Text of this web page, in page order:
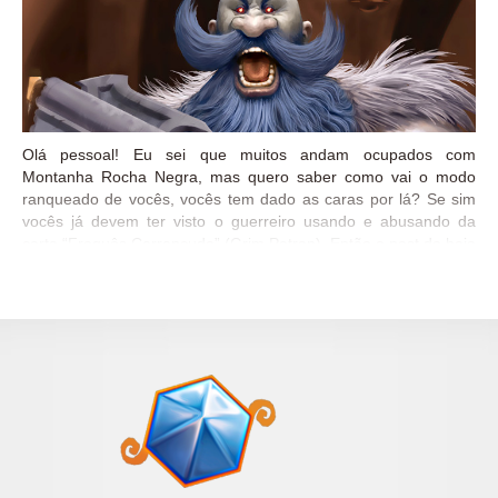
Olá pessoal! Eu sei que muitos andam ocupados com
Montanha Rocha Negra, mas quero saber como vai o modo
ranqueado de vocês, vocês tem dado as caras por lá? Se sim
vocês já devem ter visto o guerreiro usando e abusando da
como um cego em tiroteio, né? Ainda mais agora que há tantas
dúvidas do quanto as cartas novas vão influenciar o jogo. Tenho
visto por exemplo, jogadores pedindo que Thaurissan seja
nerfado – eu pessoalmente discordo desse nerf, ele pode ser
facilmente removido no...